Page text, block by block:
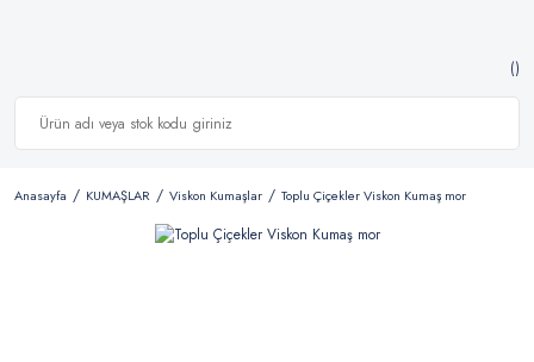
Anasayfa KUMAŞLAR Viskon Kumaşlar Toplu Çiçekler Viskon Kumaş mor